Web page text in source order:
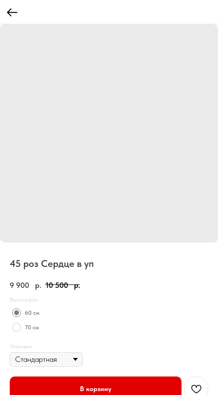
45 роз Сердце в уп
9 900 р. 10 500 р.
Высота роз
60 см
70 см
Упаковка
В корзину